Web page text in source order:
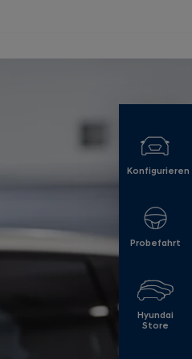
Konfigurieren
Probefahrt
Hyundai
Store